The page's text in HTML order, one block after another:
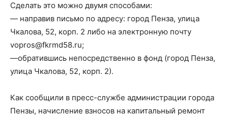
Сделать это можно двумя способами:
— направив письмо по адресу: город Пенза, улица
Чкалова, 52, корп. 2 либо на электронную почту
vopros@fkrmd58.ru;
—обратившись непосредственно в фонд (город Пенза,
улица Чкалова, 52, корп. 2).
Как сообщили в пресс-службе администрации города
Пензы, начисление взносов на капитальный ремонт